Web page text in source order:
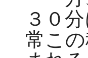
３０
常こ